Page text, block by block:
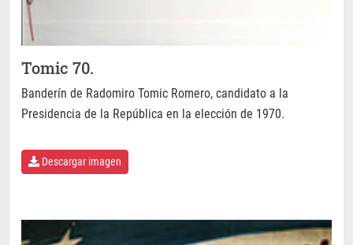
Tomic 70.
Banderín de Radomiro Tomic Romero, candidato a la
Presidencia de la República en la elección de 1970.
Descargar imagen